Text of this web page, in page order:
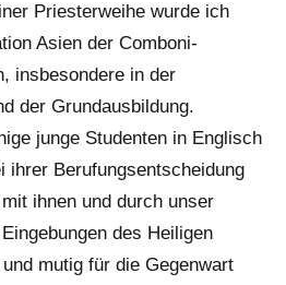
Priesterweihe wurde ich
Asien der Comboni-
insbesondere in der
der Grundausbildung.
junge Studenten in Englisch
ihrer Berufungsentscheidung
ihnen und durch unser
des Heiligen
mutig für die Gegenwart